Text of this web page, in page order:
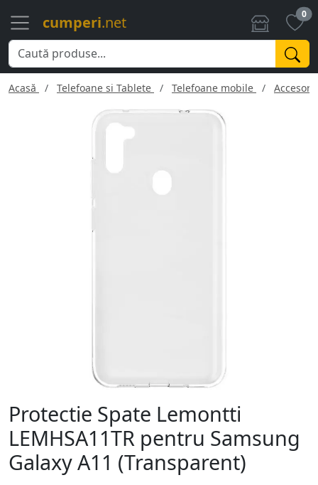
cumperi.net 0
Acasă Telefoane si Tablete Telefoane mobile
Protectie Spate Lemontti
LEMHSA11TR pentru Samsung
Galaxy A11 (Transparent)